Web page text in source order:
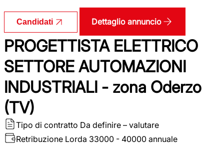
Candidati Dettaglio annuncio
PROGETTISTA ELETTRICO
SETTORE AUTOMAZIONI
INDUSTRIALI - zona Oderzo
(TV)
Tipo di contratto Da definire – valutare
Retribuzione Lorda 33000 - 40000 annuale